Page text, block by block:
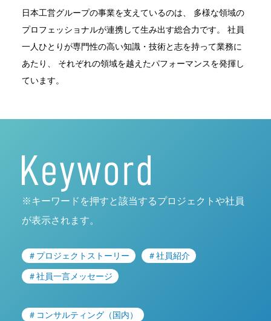
日本工営グループの事業を支えているのは、
多様な領域の
プロフェッショナルが連携して生み出す総合力です。
社員
一人ひとりが専門性の高い知識・技術と志を持って業務に
あたり、
それぞれの領域を越えたパフォーマンスを発揮し
ています。
※キーワードを押すと該当するプロジェクトや社員
が表示されます。
＃プロジェクトストーリー ＃社員紹介
＃社員一言メッセージ
＃コンサルティング（国内）